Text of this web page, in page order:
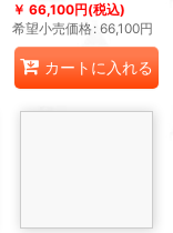
66,100円(税込)
希望小売価格: 66,100円
カートに入れる